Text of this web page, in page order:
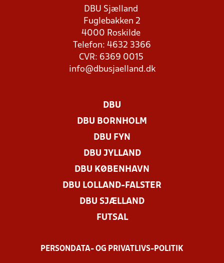
DBU Sjælland
Fuglebakken 2
4000 Roskilde
Telefon: 4632 3366
CVR: 6369 0015
info@dbusjaelland.dk
DBU
DBU BORNHOLM
DBU FYN
DBU JYLLAND
DBU KØBENHAVN
DBU LOLLAND-FALSTER
DBU SJÆLLAND
FUTSAL
PERSONDATA- OG PRIVATLIVS-POLITIK